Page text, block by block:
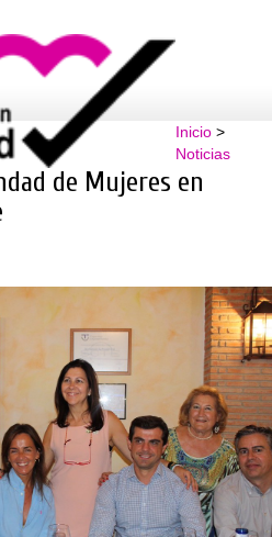
Inicio>
Noticias
de Mujeres en